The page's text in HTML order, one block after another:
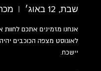
שבת, 12 באוג׳
  |
לאוגוסט מצפה הכוכבים